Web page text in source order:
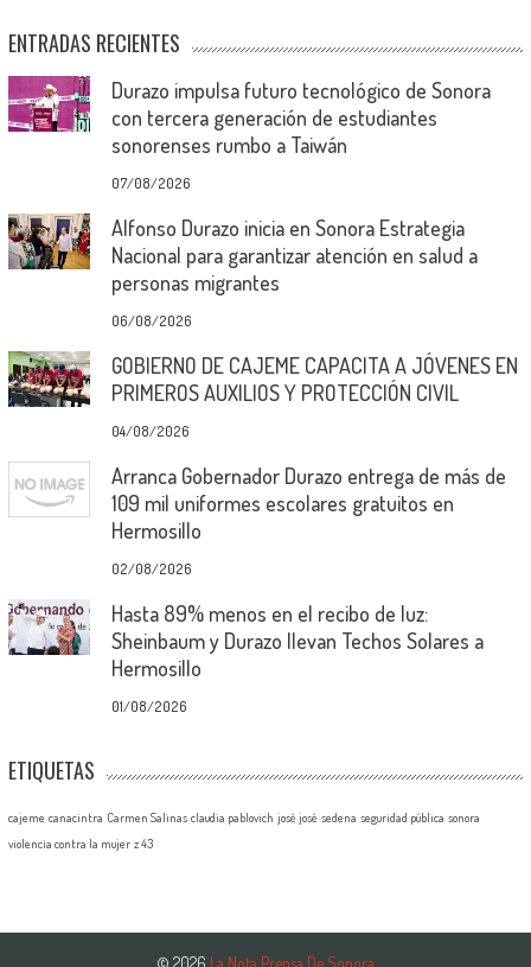
ENTRADAS RECIENTES
Durazo impulsa futuro tecnológico de Sonora
con tercera generación de estudiantes
sonorenses rumbo a Taiwán
07/08/2026
Alfonso Durazo inicia en Sonora Estrategia
Nacional para garantizar atención en salud a
personas migrantes
06/08/2026
GOBIERNO DE CAJEME CAPACITA A JÓVENES EN
PRIMEROS AUXILIOS Y PROTECCIÓN CIVIL
04/08/2026
Arranca Gobernador Durazo entrega de más de
109 mil uniformes escolares gratuitos en
Hermosillo
02/08/2026
Hasta 89% menos en el recibo de luz:
Sheinbaum y Durazo llevan Techos Solares a
Hermosillo
01/08/2026
ETIQUETAS
cajeme canacintra Carmen Salinas claudia pablovich josé josé sedena seguridad pública sonora
violencia contra la mujer z 43